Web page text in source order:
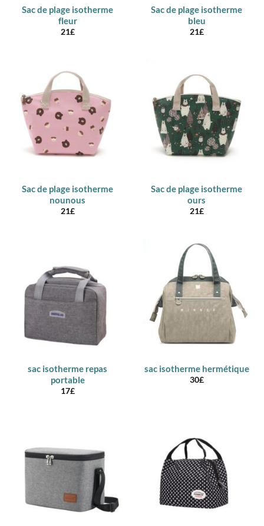
Sac de plage isotherme
fleur
21£
Sac de plage isotherme
bleu
21£
Sac de plage isotherme
nounous
21£
Sac de plage isotherme
ours
21£
sac isotherme repas
portable
17£
sac isotherme hermétique
30£